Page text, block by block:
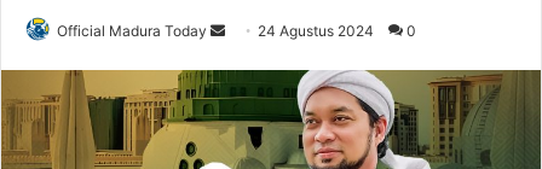
Official Madura Today
n
d
24 Agustus 2024 0